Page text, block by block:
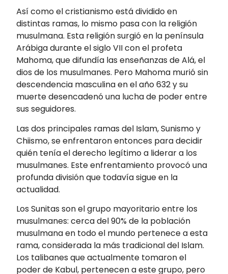
Así como el cristianismo está dividido en
distintas ramas, lo mismo pasa con la religión
musulmana. Esta religión surgió en la península
Arábiga durante el siglo VII con el profeta
Mahoma, que difundía las enseñanzas de Alá, el
dios de los musulmanes. Pero Mahoma murió sin
descendencia masculina en el año 632 y su
muerte desencadenó una lucha de poder entre
sus seguidores.
Las dos principales ramas del Islam, Sunismo y
Chiismo, se enfrentaron entonces para decidir
quién tenía el derecho legítimo a liderar a los
musulmanes. Este enfrentamiento provocó una
profunda división que todavía sigue en la
actualidad.
Los Sunitas son el grupo mayoritario entre los
musulmanes: cerca del 90% de la población
musulmana en todo el mundo pertenece a esta
rama, considerada la más tradicional del Islam.
Los talibanes que actualmente tomaron el
poder de Kabul, pertenecen a este grupo, pero